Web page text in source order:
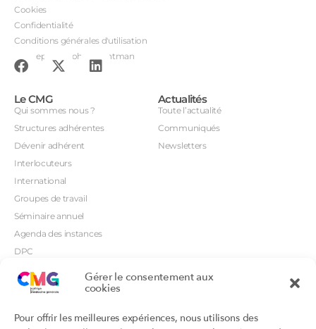
Gérer le consentement aux
cookies
Pour offrir les meilleures expériences, nous utilisons des
Cookies
Confidentialité
Conditions générales d'utilisation
Conception : John Brightman
Le CMG
Qui sommes nous ?
Structures adhérentes
Dévenir adhérent
Interlocuteurs
International
Groupes de travail
Séminaire annuel
Agenda des instances
DPC
Orientations prioritaires
Actualités
Toute l’actualité
Communiqués
Newsletters
Productions
Productions du Collège
Portails
Annuaire DU/DIU